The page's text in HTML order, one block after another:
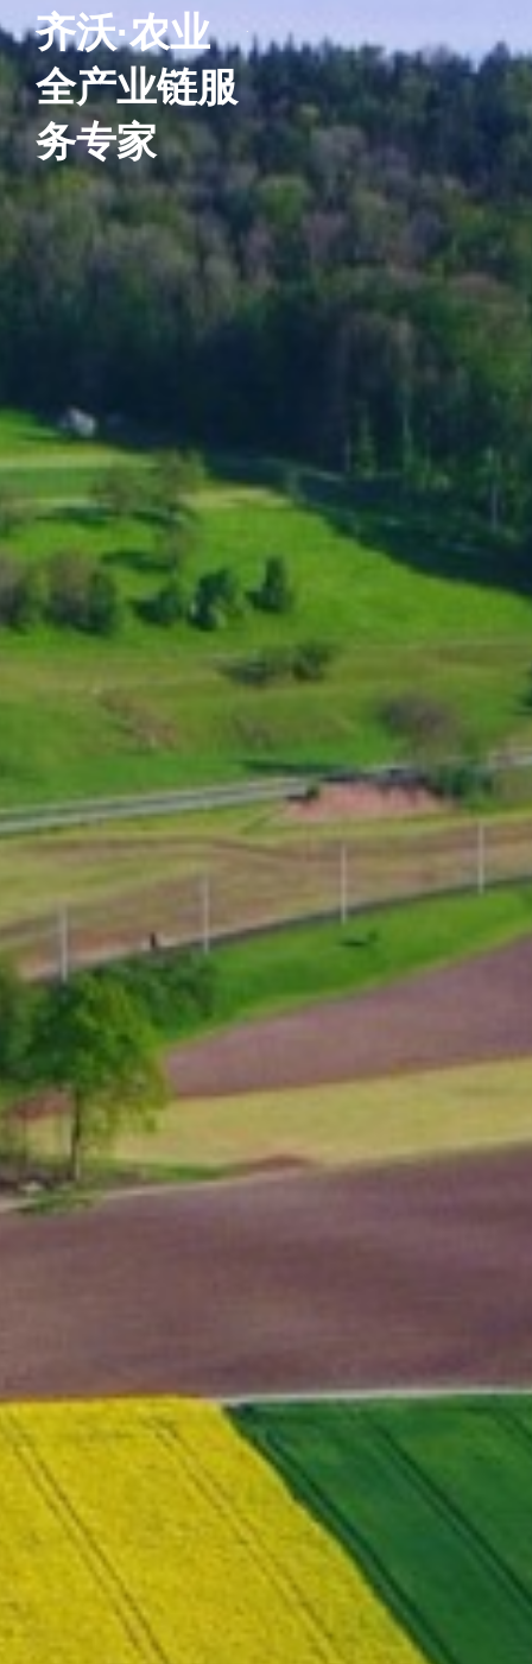
齐沃·农业
全产业链服
务专家
齐沃·农业
全产业链服
务专家
齐
全
务